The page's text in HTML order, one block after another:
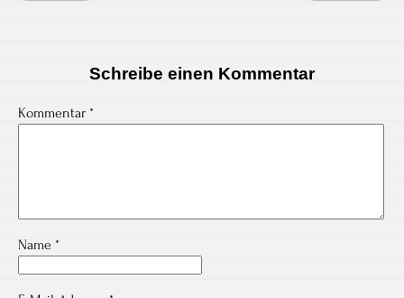
Schreibe einen Kommentar
Kommentar *
Name *